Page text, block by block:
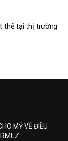
thế tại thị trường
MỸ VỀ ĐIỀU